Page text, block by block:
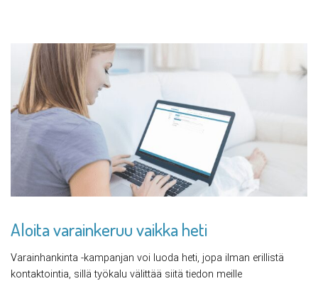
Aloita varainkeruu vaikka heti
Varainhankinta -kampanjan voi luoda heti, jopa ilman erillistä
kontaktointia, sillä työkalu välittää siitä tiedon meille